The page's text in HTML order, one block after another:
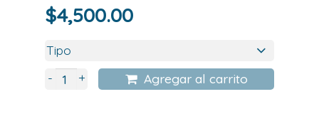
$4,500.00
- + Agregar al carrito